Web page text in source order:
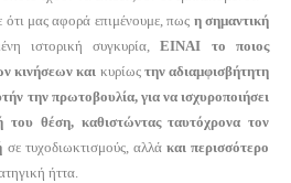
ότι μας αφορά επιμένουμε, πως η σημαντική
ιστορική συγκυρία,ΕΙΝΑΙ το ποιος
κινήσεων και κυρίως την αδιαμφισβήτητη
την πρωτοβουλία, για να ισχυροποιήσει
του θέση, καθιστώντας ταυτόχρονα τον
σε τυχοδιωκτισμούς, αλλά και περισσότερο
ήττα.